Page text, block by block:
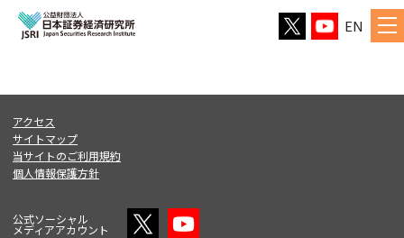
EN
アクセス
サイトマップ
当サイトのご利用規約
個人情報保護方針
公式ソーシャル
メディアアカウント